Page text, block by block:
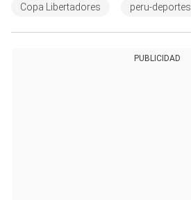
Copa Libertadores peru-deportes
PUBLICIDAD